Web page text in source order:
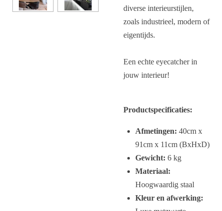
diverse interieurstijlen,
zoals industrieel, modern of
eigentijds.
Een echte eyecatcher in
jouw interieur!
Productspecificaties:
Afmetingen: 40cm x
91cm x 11cm (BxHxD)
Gewicht: 6 kg
Materiaal:
Hoogwaardig staal
Kleur en afwerking: